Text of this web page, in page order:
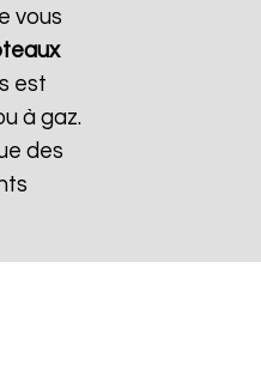
vous
est
à gaz.
des